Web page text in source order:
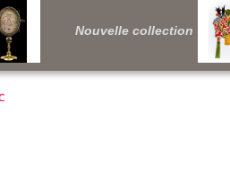
Nouvelle collection